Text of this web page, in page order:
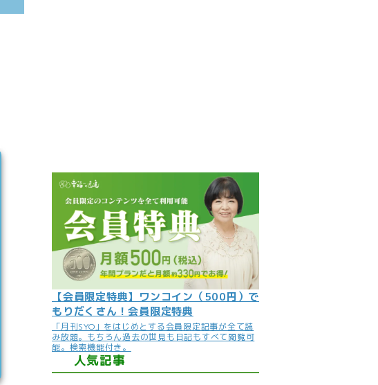
よくある質問
【会員限定特典】ワンコイン（500円）で
もりだくさん！会員限定特典
「月刊SYO」をはじめとする会員限定記事が全て読
み放題。もちろん過去の世見も日記もすべて閲覧可
能。検索機能付き。
人気記事